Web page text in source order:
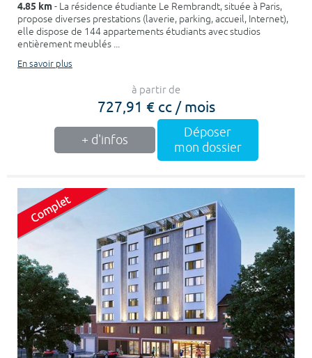
4.85 km- La résidence étudiante Le Rembrandt, située à Paris,
propose diverses prestations (laverie, parking, accueil, Internet),
elle dispose de 144 appartements étudiants avec studios
entièrement meublés ...
En savoir plus
à partir de
727,91 € cc / mois
+ d'infos
Déposer
mon dossier